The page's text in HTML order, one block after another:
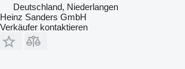
Deutschland, Niederlangen
Heinz Sanders GmbH
Verkäufer kontaktieren